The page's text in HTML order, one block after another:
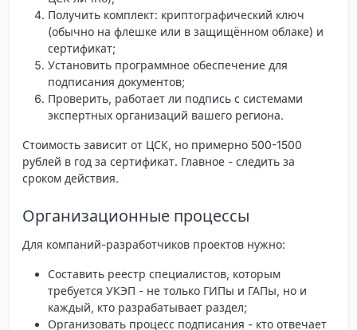
Получить комплект: криптографический ключ
(обычно на флешке или в защищённом облаке) и
сертификат;
Установить программное обеспечение для
подписания документов;
Проверить, работает ли подпись с системами
экспертных организаций вашего региона.
Стоимость зависит от ЦСК, но примерно 500-1500
рублей в год за сертификат. Главное - следить за
сроком действия.
Организационные процессы
Для компаний-разработчиков проектов нужно:
Составить реестр специалистов, которым
требуется УКЭП - не только ГИПы и ГАПы, но и
каждый, кто разрабатывает раздел;
Организовать процесс подписания - кто отвечает